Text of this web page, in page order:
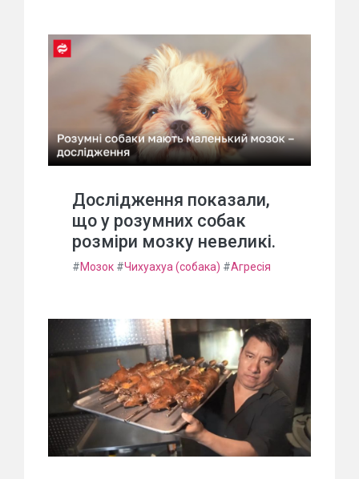
Дослідження показали,
що у розумних собак
розміри мозку невеликі.
#Мозок #Чихуахуа (собака) #Агресія